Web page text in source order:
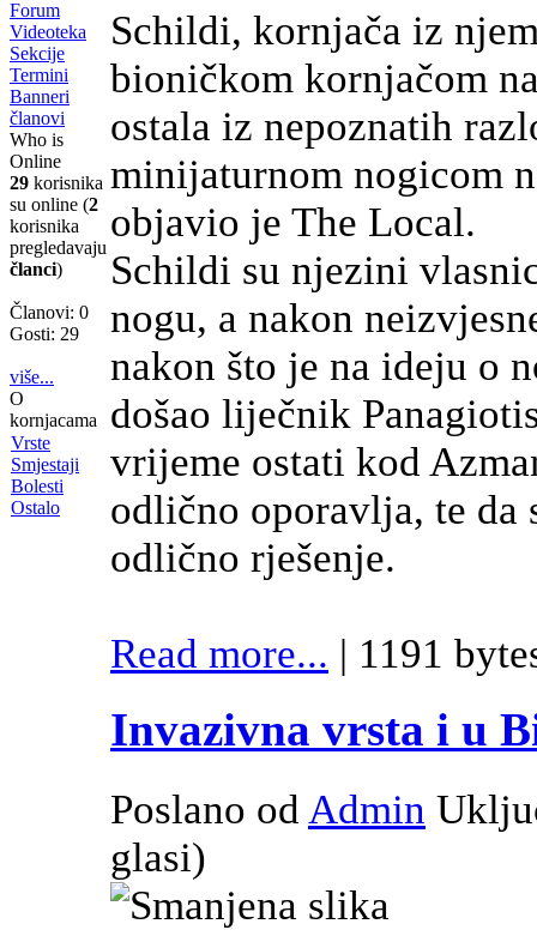
Forum
Videoteka
Sekcije
Termini
Banneri
članovi
Who is
Online
29 korisnika
su online (2
korisnika
pregledavaju
članci)
Članovi: 0
Gosti: 29
više...
O
kornjacama
Vrste
Smjestaji
Bolesti
Ostalo
Schildi, kornjača iz
bioničkom kornjačom
ostala iz nepoznatih
minijaturnom nogicom
objavio je The Local.
Schildi su njezini
nogu, a nakon
nakon što je na ideju o
došao liječnik
vrijeme ostati kod
odlično oporavlja, te da
odlično rješenje.
Read more... | 1191
Invazivna vrsta i u
Poslano od Admin
glasi)